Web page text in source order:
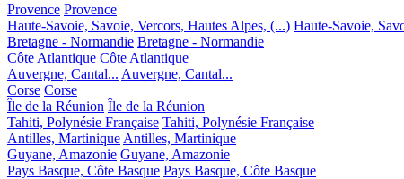
Provence Provence
Haute-Savoie, Savoie, Vercors, Hautes Alpes, (...) Haute-Savoie,
Bretagne - Normandie Bretagne - Normandie
Côte Atlantique Côte Atlantique
Auvergne, Cantal... Auvergne, Cantal...
Corse Corse
Île de la Réunion Île de la Réunion
Tahiti, Polynésie Française Tahiti, Polynésie Française
Antilles, Martinique Antilles, Martinique
Guyane, Amazonie Guyane, Amazonie
Pays Basque, Côte Basque Pays Basque, Côte Basque